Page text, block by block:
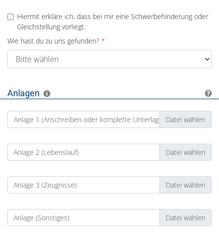
Hiermit erkläre ich, dass bei mir eine Schwerbehinderung oder
Gleichstellung vorliegt.
Wie hast du zu uns gefunden?
Anlagen
Anlage 1 (Anschreiben oder komplette Unterlagen)
Anlage 2 (Lebenslauf)
Anlage 3 (Zeugnisse)
Anlage (Sonstiges)